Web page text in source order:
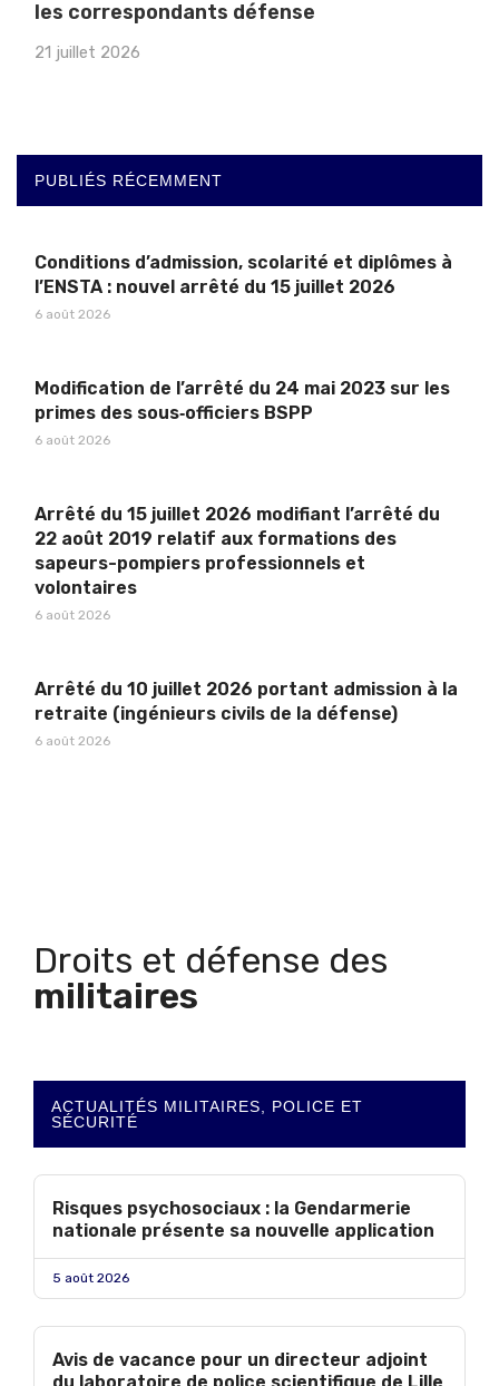
les correspondants défense
21 juillet 2026
PUBLIÉS RÉCEMMENT
Conditions d’admission, scolarité et diplômes à
l’ENSTA : nouvel arrêté du 15 juillet 2026
6 août 2026
Modification de l’arrêté du 24 mai 2023 sur les
primes des sous‑officiers BSPP
6 août 2026
Arrêté du 15 juillet 2026 modifiant l’arrêté du
22 août 2019 relatif aux formations des
sapeurs-pompiers professionnels et
volontaires
6 août 2026
Arrêté du 10 juillet 2026 portant admission à la
retraite (ingénieurs civils de la défense)
6 août 2026
Droits et défense des
militaires
ACTUALITÉS MILITAIRES, POLICE ET
SÉCURITÉ
Risques psychosociaux : la Gendarmerie
nationale présente sa nouvelle application
5 août 2026
Avis de vacance pour un directeur adjoint